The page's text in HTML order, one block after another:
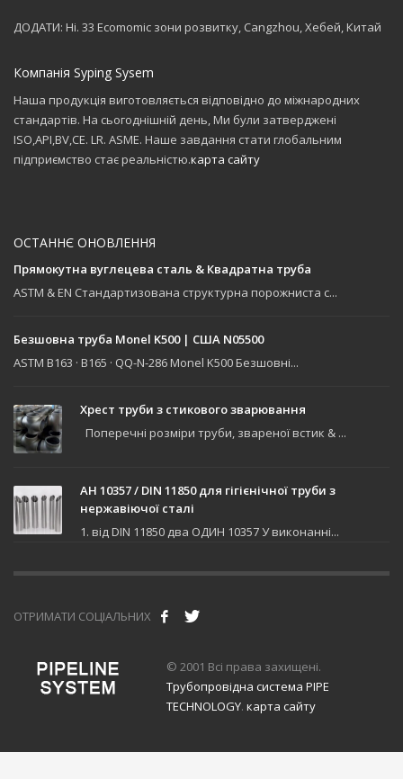
ДОДАТИ: Ні. 33 Ecomomic зони розвитку, Cangzhou, Хебей, Китай
Компанія Syping Sysem
Наша продукція виготовляється відповідно до міжнародних
стандартів. На сьогоднішній день, Ми були затверджені
ISO,API,BV,CE. LR. ASME. Наше завдання стати глобальним
підприємство стає реальністю.карта сайту
ОСТАННЄ ОНОВЛЕННЯ
Прямокутна вуглецева сталь & Квадратна труба
ASTM & EN Стандартизована структурна порожниста с...
Безшовна труба Monel K500 | США N05500
ASTM B163 · B165 · QQ-N-286 Monel K500 Безшовні...
Хрест труби з стикового зварювання
Поперечні розміри труби, звареної встик & ...
АН 10357 / DIN 11850 для гігієнічної труби з
нержавіючої сталі
1. від DIN 11850 два ОДИН 10357 У виконанні...
ОТРИМАТИ СОЦІАЛЬНИХ
© 2001 Всі права захищені.
Трубопровідна система PIPE
TECHNOLOGY. карта сайту